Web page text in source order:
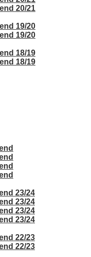
20/21
19/20
19/20
18/19
18/19
23/24
23/24
23/24
23/24
22/23
22/23